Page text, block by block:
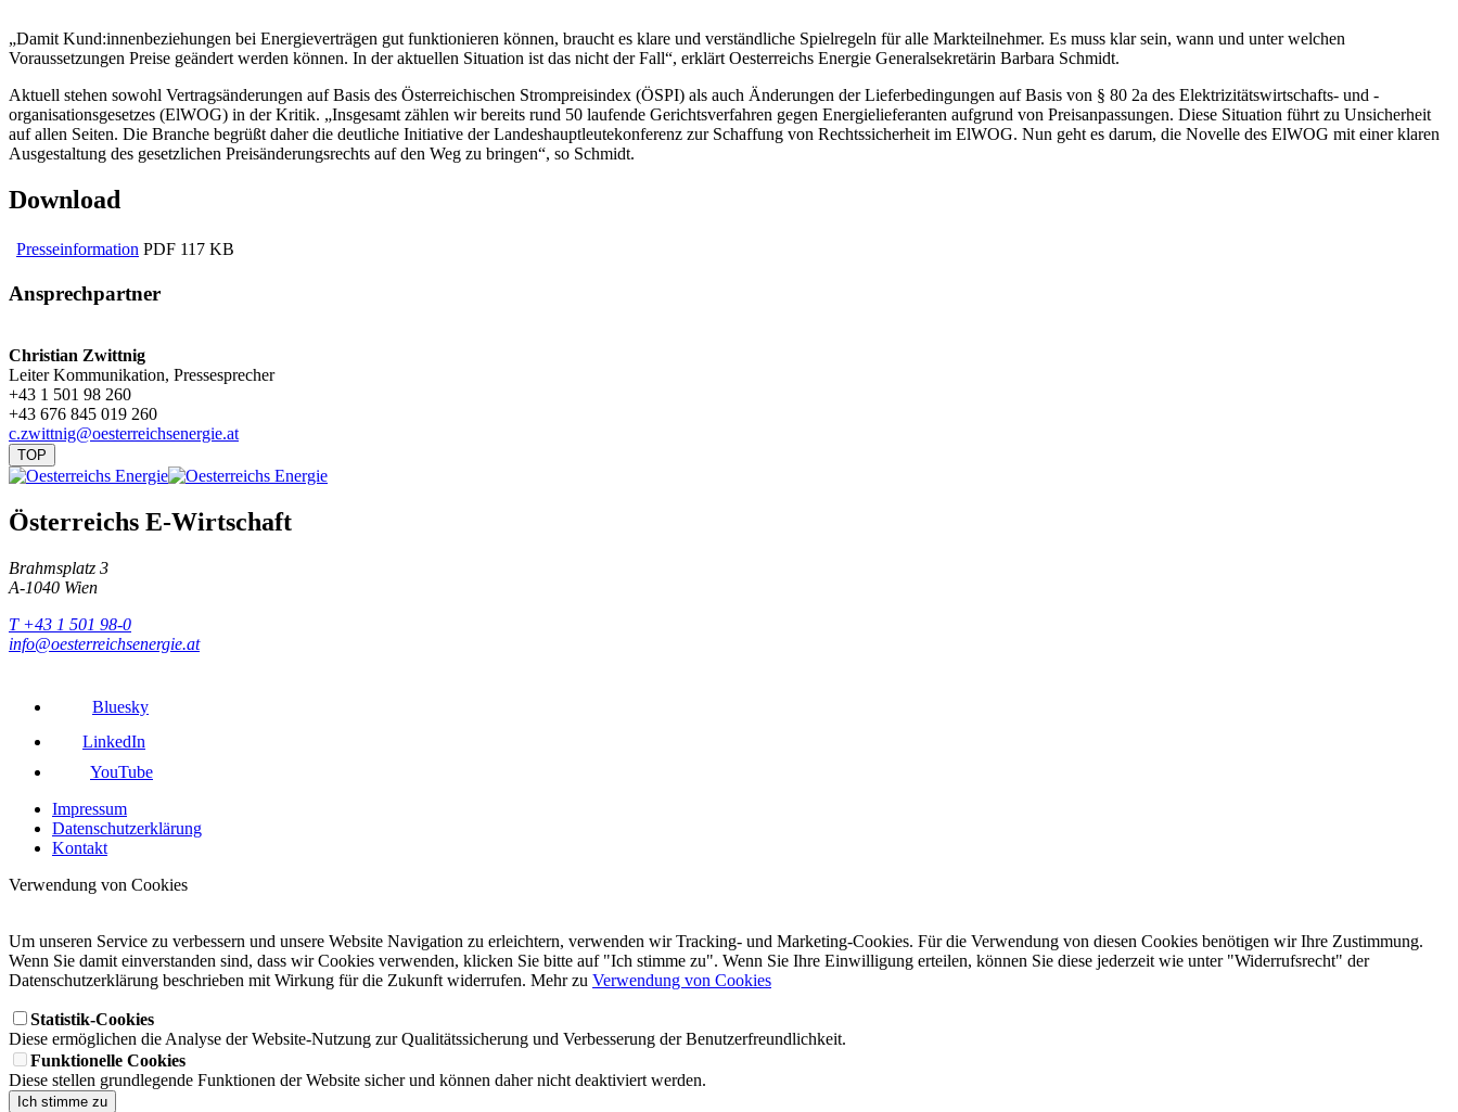
„Damit Kund:innenbeziehungen bei Energieverträgen gut funktionieren können, braucht es klare und verständliche Spielregeln für alle Markteilnehmer. Es muss klar sein, wann und unter welchen
Voraussetzungen Preise geändert werden können. In der aktuellen Situation ist das nicht der Fall“, erklärt Oesterreichs Energie Generalsekretärin Barbara Schmidt.
Aktuell stehen sowohl Vertragsänderungen auf Basis des Österreichischen Strompreisindex (ÖSPI) als auch Änderungen der Lieferbedingungen auf Basis von § 80 2a des Elektrizitätswirtschafts- und -
organisationsgesetzes (ElWOG) in der Kritik. „Insgesamt zählen wir bereits rund 50 laufende Gerichtsverfahren gegen Energielieferanten aufgrund von Preisanpassungen. Diese Situation führt zu Unsicherheit
auf allen Seiten. Die Branche begrüßt daher die deutliche Initiative der Landeshauptleutekonferenz zur Schaffung von Rechtssicherheit im ElWOG. Nun geht es darum, die Novelle des ElWOG mit einer klaren
Ausgestaltung des gesetzlichen Preisänderungsrechts auf den Weg zu bringen“, so Schmidt.
Download
Presseinformation PDF 117 KB
Ansprechpartner
Christian Zwittnig
Leiter Kommunikation, Pressesprecher
+43 1 501 98 260
+43 676 845 019 260
c.zwittnig@oesterreichsenergie.at
TOP
Österreichs E-Wirtschaft
Brahmsplatz 3
A-1040 Wien
T +43 1 501 98-0
info@oesterreichsenergie.at
Bluesky
LinkedIn
YouTube
Impressum
Datenschutzerklärung
Kontakt
Verwendung von Cookies
Um unseren Service zu verbessern und unsere Website Navigation zu erleichtern, verwenden wir Tracking- und Marketing-Cookies. Für die Verwendung von diesen Cookies benötigen wir Ihre Zustimmung.
Wenn Sie damit einverstanden sind, dass wir Cookies verwenden, klicken Sie bitte auf "Ich stimme zu". Wenn Sie Ihre Einwilligung erteilen, können Sie diese jederzeit wie unter "Widerrufsrecht" der
Datenschutzerklärung beschrieben mit Wirkung für die Zukunft widerrufen. Mehr zu Verwendung von Cookies
Statistik-Cookies
Diese ermöglichen die Analyse der Website-Nutzung zur Qualitätssicherung und Verbesserung der Benutzerfreundlichkeit.
Funktionelle Cookies
Diese stellen grundlegende Funktionen der Website sicher und können daher nicht deaktiviert werden.
Ich stimme zu